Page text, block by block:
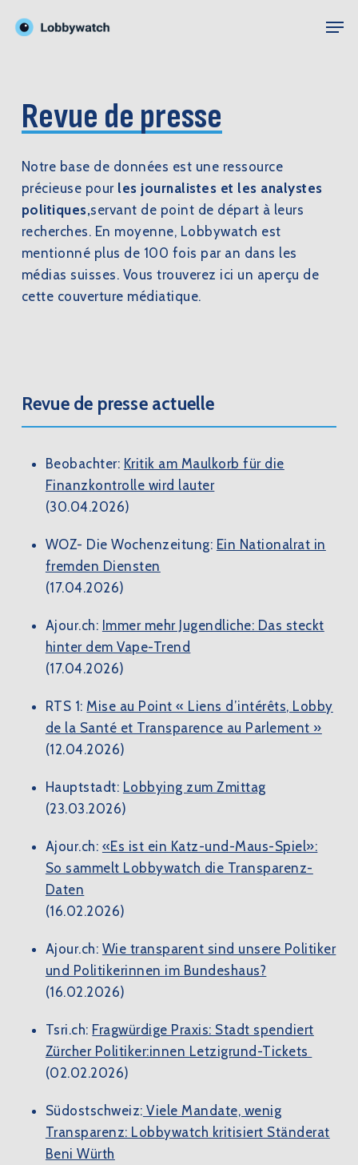
Revue de presse
Notre base de données est une ressource
précieuse pour les journalistes et les analystes
politiques,servant de point de départ à leurs
recherches. En moyenne, Lobbywatch est
mentionné plus de 100 fois par an dans les
médias suisses. Vous trouverez ici un aperçu de
cette couverture médiatique.
Revue de presse actuelle
Beobachter: Kritik am Maulkorb für die
Finanzkontrolle wird lauter
(30.04.2026)
WOZ- Die Wochenzeitung: Ein Nationalrat in
fremden Diensten
(17.04.2026)
Ajour.ch: Immer mehr Jugendliche: Das steckt
hinter dem Vape-Trend
(17.04.2026)
RTS 1:Mise au Point « Liens d’intérêts, Lobby
de la Santé et Transparence au Parlement »
(12.04.2026)
Hauptstadt: Lobbying zum Zmittag
(23.03.2026)
Ajour.ch: «Es ist ein Katz-und-Maus-Spiel»:
So sammelt Lobbywatch die Transparenz-
Daten
(16.02.2026)
Ajour.ch: Wie transparent sind unsere Politiker
und Politikerinnen im Bundeshaus?
(16.02.2026)
Tsri.ch: Fragwürdige Praxis: Stadt spendiert
Zürcher Politiker:innen Letzigrund-Tickets
(02.02.2026)
Südostschweiz: Viele Mandate, wenig
Transparenz: Lobbywatch kritisiert Ständerat
Beni Würth